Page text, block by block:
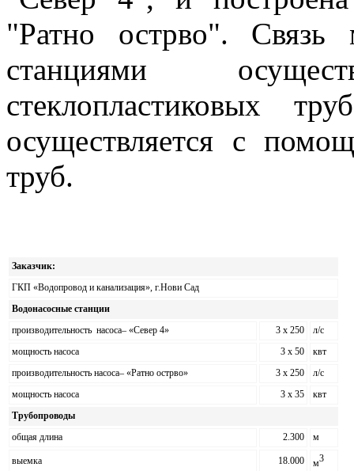
"Ратно острво". Связь
станциями
стеклопластиковых
осуществляется с
труб.
Заказчик:
ГКП «Водопровод и канализация», г.Нови Сад
Водонасосные станции
производительность насоса–«Север 4» 3 x 250 л/с
мощность насоса
3 x 50
квт
производительность насоса–«Ратно острво» 3 x 250 л/с
мощность насоса
3 x 35
квт
Трубопроводы
общая длина
2.300 м
выемка 18.000 м3